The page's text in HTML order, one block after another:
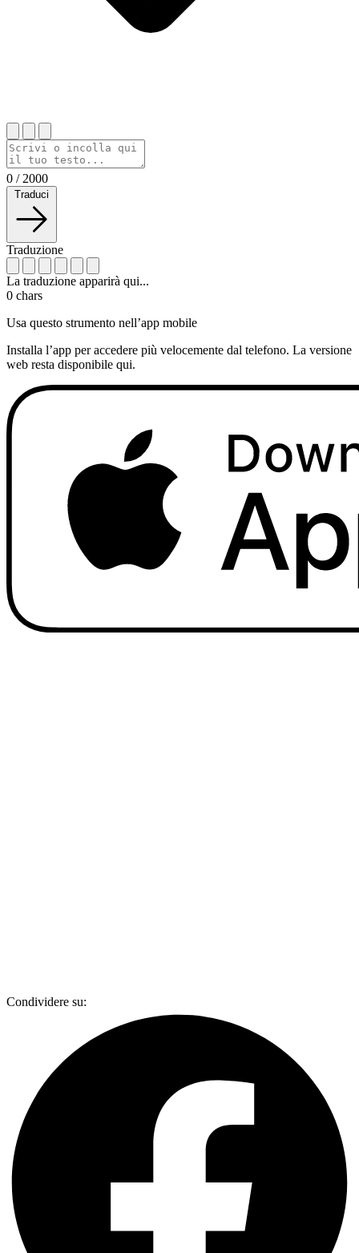
0 / 2000
Traduci
Traduzione
La traduzione apparirà qui...
0 chars
Usa questo strumento nell’app mobile
Installa l’app per accedere più velocemente dal telefono. La versione
web resta disponibile qui.
Condividere su: